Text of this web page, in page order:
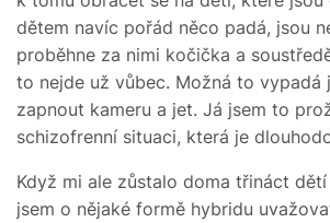
dětem navíc pořád něco padá, jsou
proběhne za nimi kočička a
to nejde už vůbec. Možná to vypadá
zapnout kameru a jet. Já jsem to
schizofrenní situaci, která je
Když mi ale zůstalo doma třináct
jsem o nějaké formě hybridu